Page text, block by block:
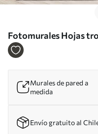
Fotomurales Hojas
w08484
Murales de pared a
medida
Envío gratuito al